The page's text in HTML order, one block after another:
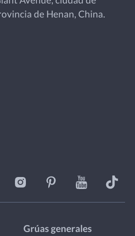
de Henan, China.
Grúas generales